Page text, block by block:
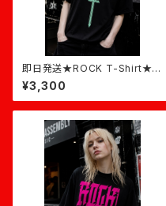
即日発送★ROCK T-Shirt★黒
×ミント
¥3,300